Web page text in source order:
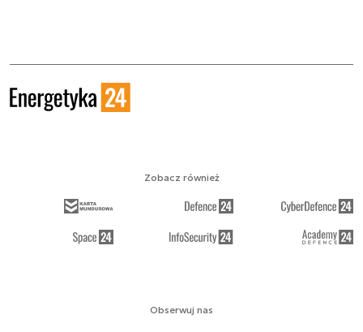
Obserwuj nas
Zobacz również